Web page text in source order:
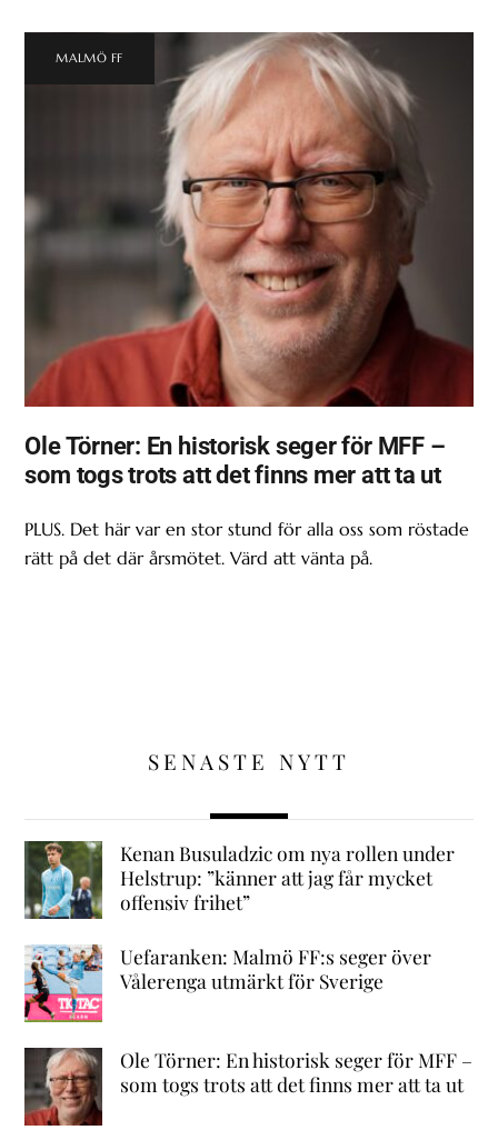
MALMÖ FF
Ole Törner: En historisk seger för MFF –
som togs trots att det finns mer att ta ut
PLUS. Det här var en stor stund för alla oss som röstade
rätt på det där årsmötet. Värd att vänta på.
SENASTE NYTT
Kenan Busuladzic om nya rollen under
Helstrup: ”känner att jag får mycket
offensiv frihet”
Uefaranken: Malmö FF:s seger över
Vålerenga utmärkt för Sverige
Ole Törner: En historisk seger för MFF –
som togs trots att det finns mer att ta ut